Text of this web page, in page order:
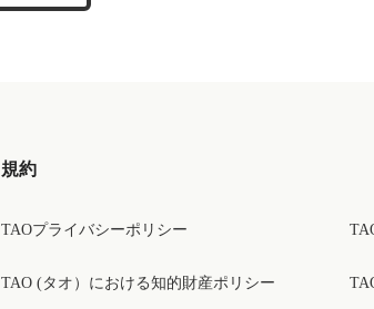
規約
TAOプライバシーポリシー
TAO (タオ）における知的財産ポリシー